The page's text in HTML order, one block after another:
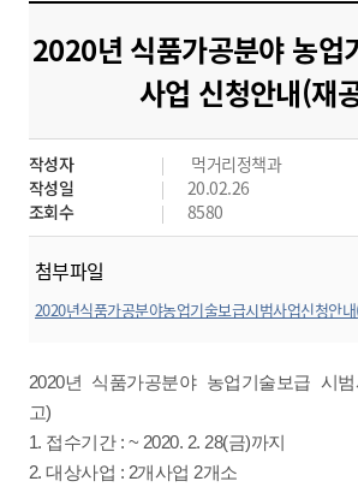
도
시
군
산
2020년 식품가공분야 농업
사업 신청안내(재
작성자
먹거리정책과
작성일
20.02.26
조회수
8580
첨부파일
2020년식품가공분야농업기술보급시범사업신청안
2020년 식품가공분야 농업기술보급 시
고)
1. 접수기간 : ~ 2020. 2. 28(금)까지
2. 대상사업 : 2개사업 2개소